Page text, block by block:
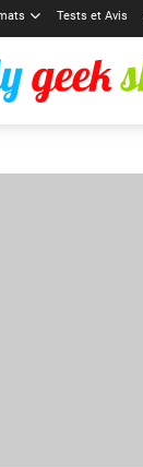
Tests et Avis